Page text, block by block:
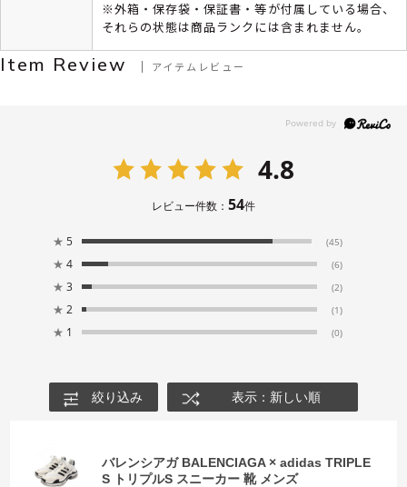
※外箱・保存袋・保証書・等が付属している場合、
それらの状態は商品ランクには含まれません。
Item Review アイテムレビュー
4.8
レビュー件数： 54件
★ 5 (45)
★ 4 (6)
★ 3 (2)
★ 2 (1)
★ 1 (0)
絞り込み 表示：新しい順
バレンシアガ BALENCIAGA × adidas TRIPLE
S トリプルS スニーカー 靴 メンズ